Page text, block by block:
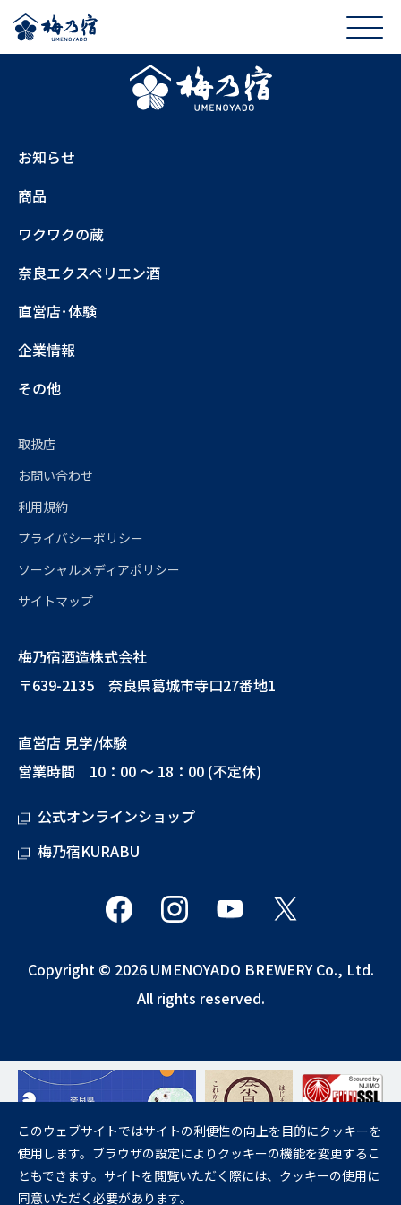
お知らせ
商品
ワクワクの蔵
奈良エクスペリエン酒
直営店･体験
企業情報
その他
取扱店
お問い合わせ
利用規約
プライバシーポリシー
ソーシャルメディアポリシー
サイトマップ
梅乃宿酒造株式会社
〒639-2135 奈良県葛城市寺口27番地1
直営店 見学/体験
営業時間 10：00 ～ 18：00 (不定休)
公式オンラインショップ
梅乃宿KURABU
Copyright © 2026 UMENOYADO BREWERY Co., Ltd.
All rights reserved.
飲酒は20歳になってから。
妊娠中や授乳期の飲酒は、胎児・乳児の発育に悪影響を与えるおそれが
あります。
このウェブサイトではサイトの利便性の向上を目的にクッキーを
使用します。ブラウザの設定によりクッキーの機能を変更するこ
ともできます。サイトを閲覧いただく際には、クッキーの使用に
同意いただく必要があります。